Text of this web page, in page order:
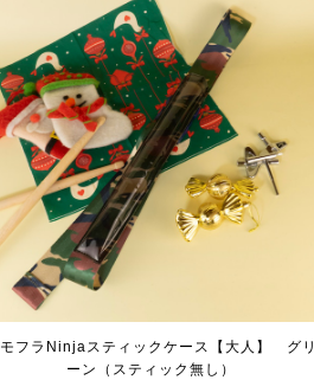
フラNinjaスティックケース【大人】 グリ
ーン（スティック無し）